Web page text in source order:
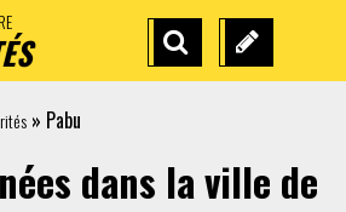
RECHERCHE SUGGÉREZ
» Pabu
dans la ville de